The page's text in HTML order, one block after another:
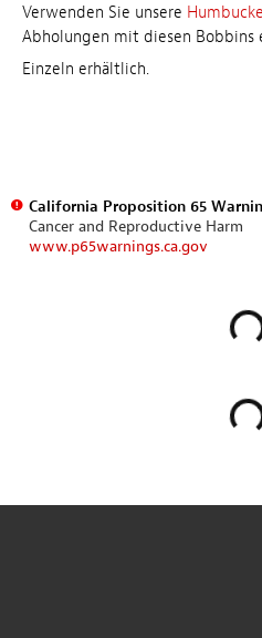
Verwenden Sie unsere
Abholungen mit diesen Bobbins
Einzeln erhältlich.
California Proposition 65
Cancer and Reproductive Harm
www.p65warnings.ca.gov